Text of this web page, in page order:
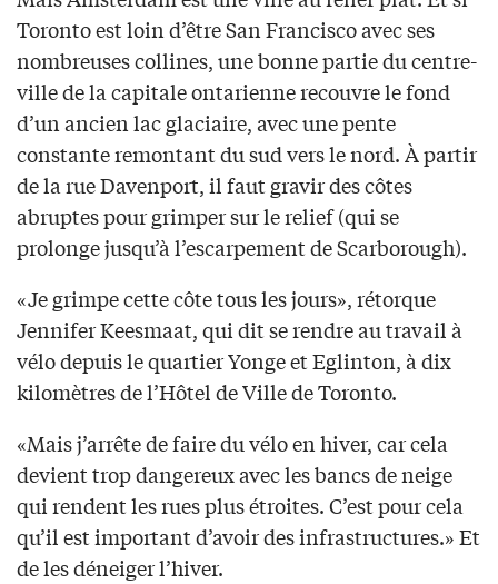
Toronto est loin d’être San Francisco avec ses
nombreuses collines, une bonne partie du centre-
ville de la capitale ontarienne recouvre le fond
d’un ancien lac glaciaire, avec une pente
constante remontant du sud vers le nord. À partir
de la rue Davenport, il faut gravir des côtes
abruptes pour grimper sur le relief (qui se
prolonge jusqu’à l’escarpement de Scarborough).
«Je grimpe cette côte tous les jours», rétorque
Jennifer Keesmaat, qui dit se rendre au travail à
vélo depuis le quartier Yonge et Eglinton, à dix
kilomètres de l’Hôtel de Ville de Toronto.
«Mais j’arrête de faire du vélo en hiver, car cela
devient trop dangereux avec les bancs de neige
qui rendent les rues plus étroites. C’est pour cela
qu’il est important d’avoir des infrastructures.» Et
de les déneiger l’hiver.